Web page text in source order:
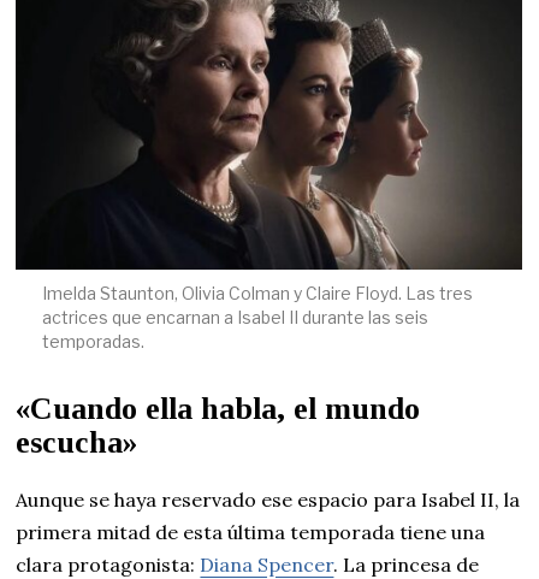
Imelda Staunton, Olivia Colman y Claire Floyd. Las tres
actrices que encarnan a Isabel II durante las seis
temporadas.
«Cuando ella habla, el mundo
escucha»
Aunque se haya reservado ese espacio para Isabel II, la
primera mitad de esta última temporada tiene una
clara protagonista: Diana Spencer. La princesa de